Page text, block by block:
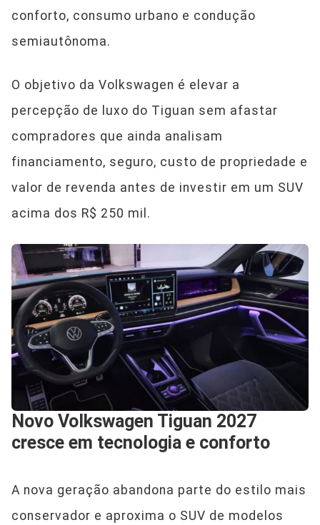
conforto, consumo urbano e condução
semiautônoma.
O objetivo da Volkswagen é elevar a
percepção de luxo do Tiguan sem afastar
compradores que ainda analisam
financiamento, seguro, custo de propriedade e
valor de revenda antes de investir em um SUV
acima dos R$ 250 mil.
Novo Volkswagen Tiguan 2027
cresce em tecnologia e conforto
A nova geração abandona parte do estilo mais
conservador e aproxima o SUV de modelos